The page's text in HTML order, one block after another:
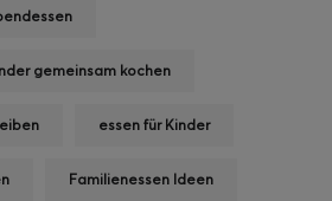
gemeinsam kochen
essen für Kinder
Familienessen Ideen